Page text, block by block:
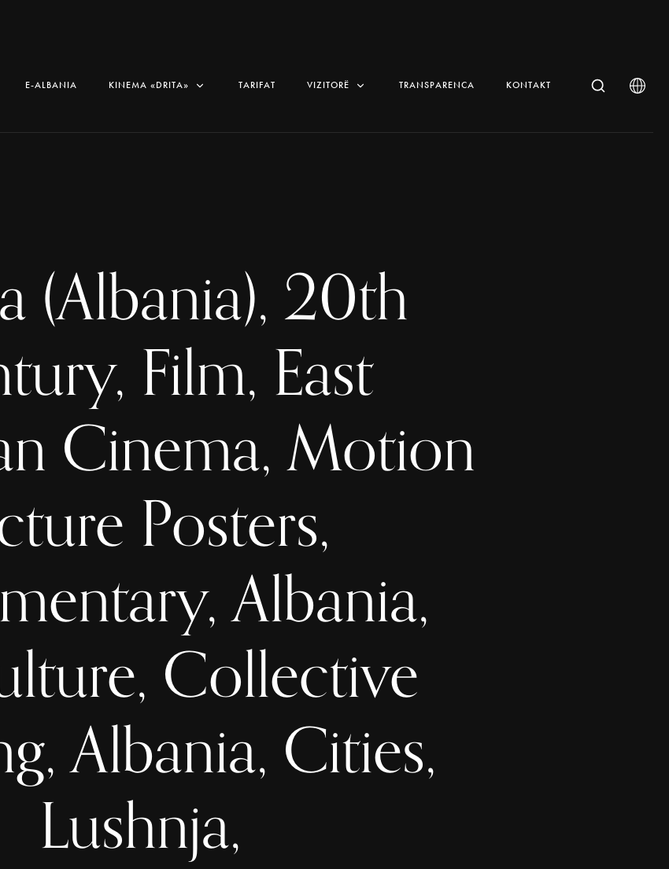
E-ALBANIA KINEMA «DRITA» TARIFAT VIZITORË TRANSPARENCA KONTAKT
(Albania), 20th
Film, East
Cinema, Motion
Posters,
Albania,
Collective
Albania, Cities,
Lushnja,